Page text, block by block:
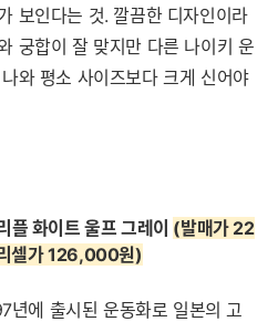
보인다는 것. 깔끔한 디자인이라
궁합이 잘 맞지만 다른 나이키 운
와 평소 사이즈보다 크게 신어야
화이트 울프 그레이 (발매가 22
셀가 126,000원)
년에 출시된 운동화로 일본의 고